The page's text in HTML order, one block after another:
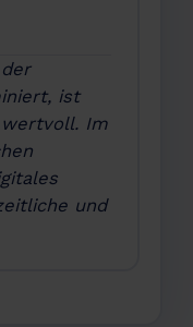
ist
wertvoll. Im
und